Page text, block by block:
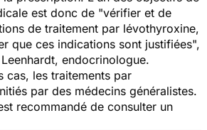
est donc de "vérifier et de
de traitement par lévothyroxine,
que ces indications sont justifiées",
endocrinologue.
cas, les traitements par
par des médecins généralistes.
recommandé de consulter un